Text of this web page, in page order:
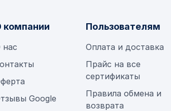
компании
нас
Google
Пользователям
Оплата и доставка
Прайс на все
сертификаты
Правила обмена и
возврата